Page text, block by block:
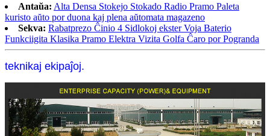
Antaŭa: Alta Densa Stokejo Stokado Radio Pramo Paleta
kuristo aŭto por duona kaj plena aŭtomata magazeno
Sekva: Rabatprezo Ĉinio 4 Sidlokoj ekster Voja Baterio
Funkciigita Klasika Pramo Elektra Vizita Golfa Ĉaro por Pogranda
teknikaj ekipaĵoj.